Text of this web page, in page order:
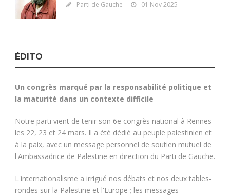
Parti de Gauche 01 Nov 2025
ÉDITO
Un congrès marqué par la responsabilité politique et
la maturité dans un contexte difficile
Notre parti vient de tenir son 6e congrès national à Rennes
les 22, 23 et 24 mars. Il a été dédié au peuple palestinien et
à la paix, avec un message personnel de soutien mutuel de
l'Ambassadrice de Palestine en direction du Parti de Gauche.
L'internationalisme a irrigué nos débats et nos deux tables-
rondes sur la Palestine et l'Europe ; les messages